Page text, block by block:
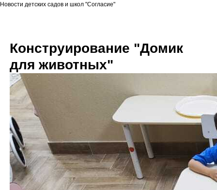
Новости детских садов и школ "Согласие"
Конструирование "Домик
для животных"